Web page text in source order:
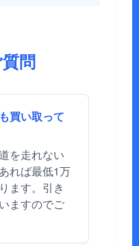
問
買い取って
を走れない
れば最低1万
ます。引き
ますのでご